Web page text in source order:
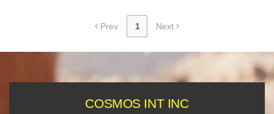
랄을 제공할 수 있습니다. 관절과 뼈 건강을 위해 특별히 제조된 제품을 찾으십
시오. 비타민 C, D, E는 물론 칼슘과 마그네슘과 같은 미네랄이 포함되어 있는
Prev 1 Next
COSMOS INT INC